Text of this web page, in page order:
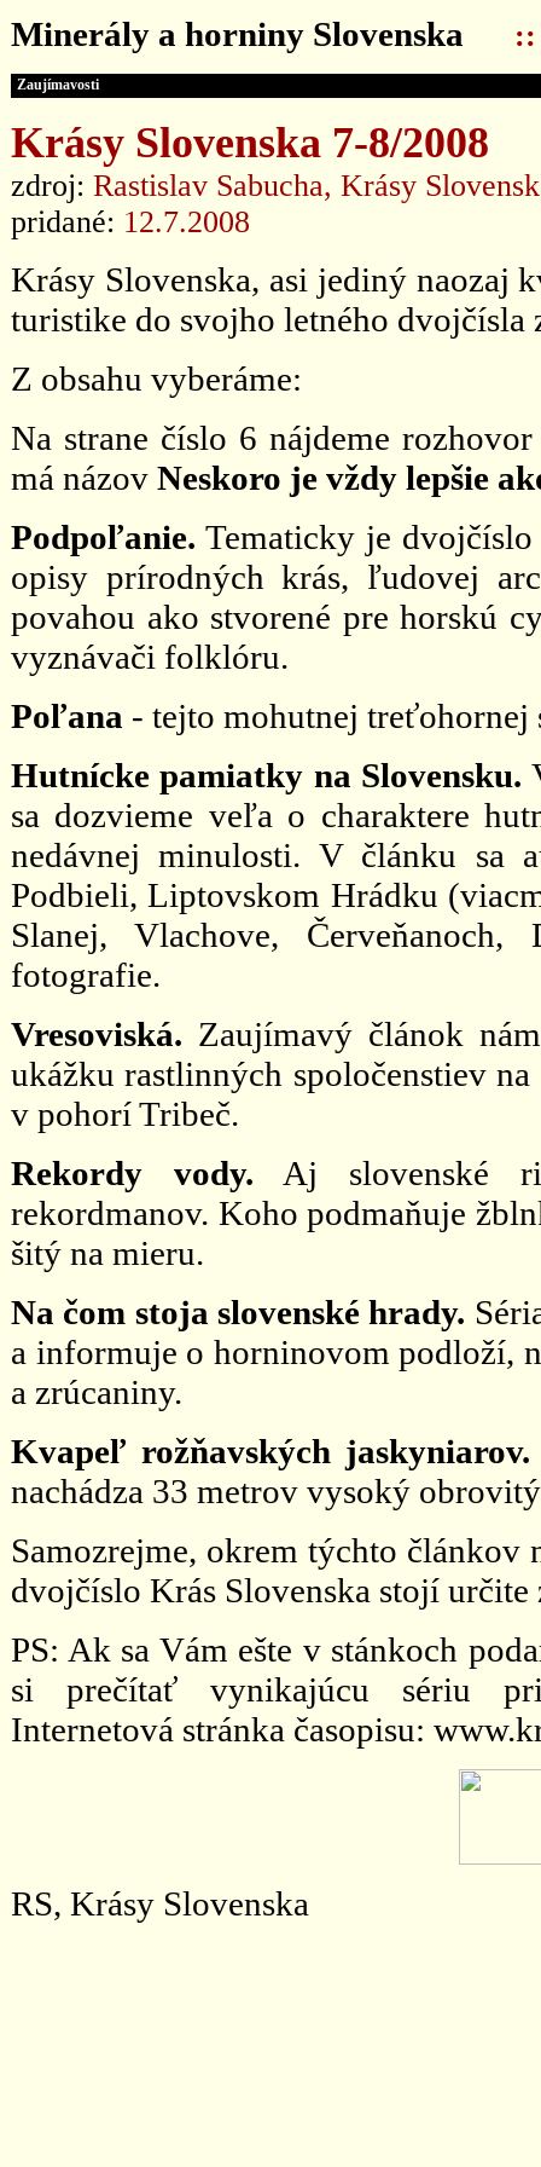
Minerály a horniny Slovenska ::
Zaujímavosti
Krásy Slovenska 7-8/2008
zdroj: Rastislav Sabucha, Krásy
pridané: 12.7.2008
Krásy Slovenska, asi jediný naozaj
turistike do svojho letného dvojčísla
Z obsahu vyberáme:
Na strane číslo 6 nájdeme
má názov Neskoro je vždy lepšie
Podpoľanie. Tematicky je
opisy prírodných krás, ľudovej
povahou ako stvorené pre horskú
vyznávači folklóru.
Poľana - tejto mohutnej treťohornej
Hutnícke pamiatky na Slovensku.
sa dozvieme veľa o charaktere
nedávnej minulosti. V článku sa
Podbieli, Liptovskom Hrádku
Slanej, Vlachove,
fotografie.
Vresoviská. Zaujímavý článok
ukážku rastlinných spoločenstiev
v pohorí Tribeč.
Rekordy vody. Aj slovenské
rekordmanov. Koho podmaňuje
šitý na mieru.
Na čom stoja slovenské hrady.
a informuje o horninovom podloží,
a zrúcaniny.
Kvapeľ rožňavských
nachádza 33 metrov vysoký
Samozrejme, okrem týchto článkov
dvojčíslo Krás Slovenska stojí určite
PS: Ak sa Vám ešte v stánkoch
si prečítať vynikajúcu sériu
Internetová stránka časopisu:
RS, Krásy Slovenska